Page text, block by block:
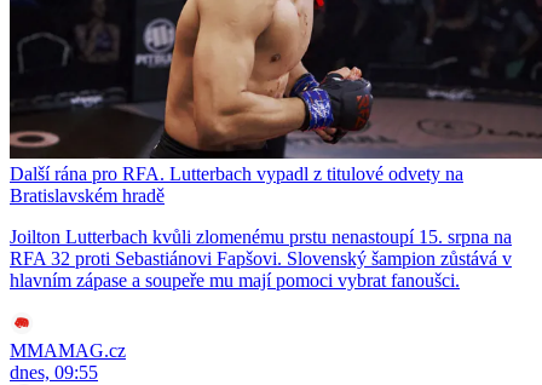
Další rána pro RFA. Lutterbach vypadl z titulové odvety na
Bratislavském hradě
Joilton Lutterbach kvůli zlomenému prstu nenastoupí 15. srpna na
RFA 32 proti Sebastiánovi Fapšovi. Slovenský šampion zůstává v
hlavním zápase a soupeře mu mají pomoci vybrat fanoušci.
MMAMAG.cz
dnes, 09:55